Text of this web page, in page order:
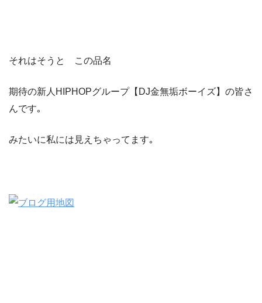
それはそうと この品名
期待の新人HIPHOPグループ【DJ金無垢ボーイズ】の皆さ
んです｡
みたいに私には見えちゃってます｡